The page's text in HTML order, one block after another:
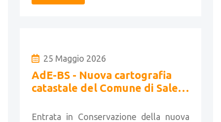
25 Maggio 2026
AdE-BS - Nuova cartografia
catastale del Comune di Sale
Entrata in Conservazione della nuova